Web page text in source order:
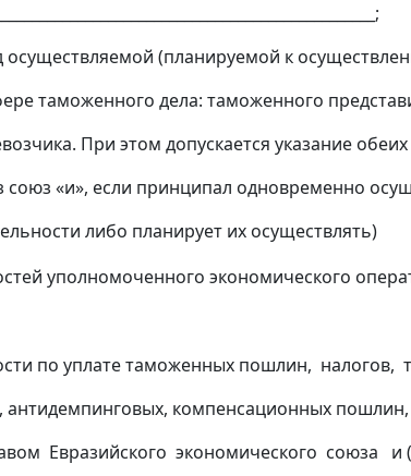
(планируемой к
таможенного дела: таможенного
При этом допускается указание
союз «и», если принципал одновременно
либо планирует их осуществлять)
уполномоченного экономического
по уплате таможенных пошлин, налогов,
антидемпинговых, компенсационных
Евразийского экономического союза и